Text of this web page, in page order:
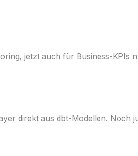
jetzt auch für Business-KPIs
direkt aus dbt-Modellen. Noch